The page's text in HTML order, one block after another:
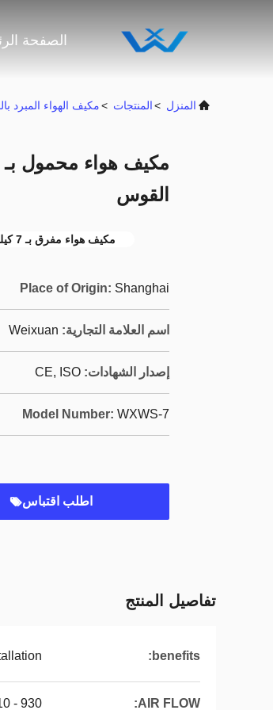
الصفحة
المنزل >المنتجات >مكيف الهواء المبرد
القوس
مكيف هواء مفرق بـ 7 كيلوواط
Place of Origin: Shanghai
اسم العلامة التجارية: Weixuan
إصدار الشهادات: CE, ISO
Model Number: WXWS-7
اطلب اقتباس
تفاصيل المنتج
benefits:
AIR FLOW:
930 - 1,310